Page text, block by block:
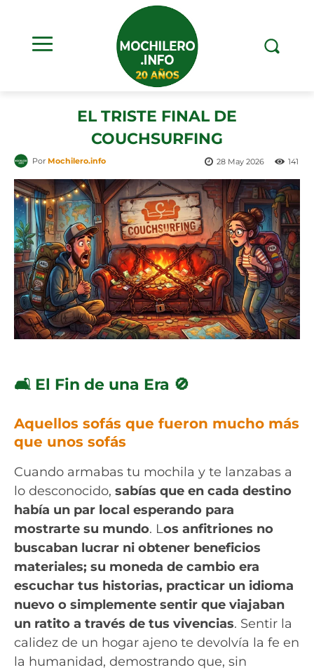
EL TRISTE FINAL DE
COUCHSURFING
141
28 May 2026
Por Mochilero.info
🛋️ El Fin de una Era 🚫
Aquellos sofás que fueron mucho más
que unos sofás
Cuando armabas tu mochila y te lanzabas a
lo desconocido, sabías que en cada destino
había un par local esperando para
mostrarte su mundo. Los anfitriones no
buscaban lucrar ni obtener beneficios
materiales; su moneda de cambio era
escuchar tus historias, practicar un idioma
nuevo o simplemente sentir que viajaban
un ratito a través de tus vivencias. Sentir la
calidez de un hogar ajeno te devolvía la fe en
la humanidad, demostrando que, sin